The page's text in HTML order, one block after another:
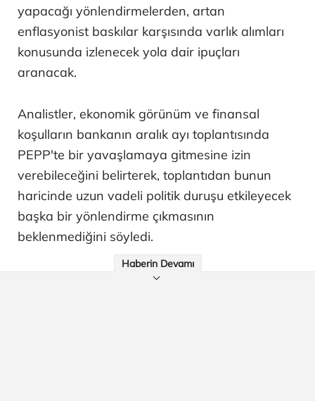
yapacağı yönlendirmelerden, artan
enflasyonist baskılar karşısında varlık alımları
konusunda izlenecek yola dair ipuçları
aranacak.
Analistler, ekonomik görünüm ve finansal
koşulların bankanın aralık ayı toplantısında
PEPP'te bir yavaşlamaya gitmesine izin
verebileceğini belirterek, toplantıdan bunun
haricinde uzun vadeli politik duruşu etkileyecek
başka bir yönlendirme çıkmasının
beklenmediğini söyledi.
Haberin Devamı